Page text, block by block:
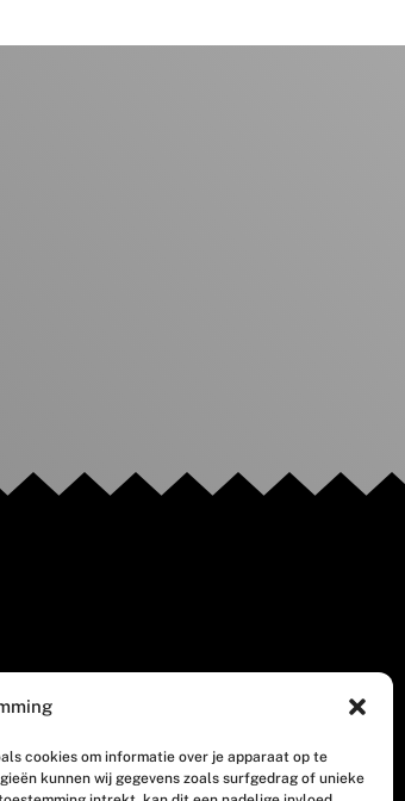
cookies om informatie over je apparaat op te
kunnen wij gegevens zoals surfgedrag of unieke